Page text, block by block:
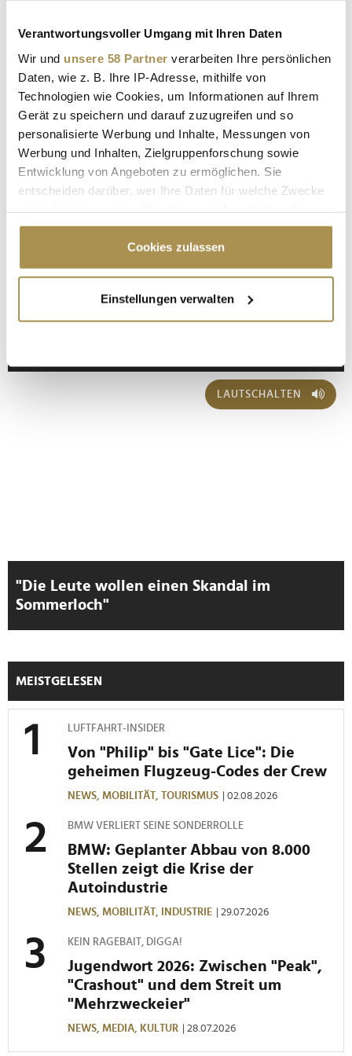
Verantwortungsvoller Umgang mit Ihren Daten
Wir und unsere 58 Partner verarbeiten Ihre persönlichen
Daten, wie z. B. Ihre IP-Adresse, mithilfe von
Technologien wie Cookies, um Informationen auf Ihrem
Gerät zu speichern und darauf zuzugreifen und so
personalisierte Werbung und Inhalte, Messungen von
Werbung und Inhalten, Zielgruppenforschung sowie
Entwicklung von Angeboten zu ermöglichen. Sie
entscheiden darüber, wer Ihre Daten für welche Zwecke
Cookie-Erklärung oder durch Klicken auf das Privacy
Trigger Symbol ändern oder widerrufen
Informationen über Ihre geografische Lage
erfassen, welche bis auf einige Meter genau sein
bestimmten Merkmalen (Fingerprinting) identifizieren
Erfahren Sie mehr darüber, wie Ihre persönlichen Daten
Partner führen diese Informationen möglicherweise mit
weiteren Daten zusammen, die Sie ihnen bereitgestellt
haben oder die sie im Rahmen Ihrer Nutzung der Dienste
Cookies zulassen
Einstellungen verwalten
Sicherheitscode bestätigen:*
LAUTSCHALTEN
"Die Leute wollen einen Skandal im
Sommerloch"
MEISTGELESEN
LUFTFAHRT-INSIDER
Von "Philip" bis "Gate Lice": Die
geheimen Flugzeug-Codes der Crew
NEWS, MOBILITÄT, TOURISMUS | 02.08.2026
BMW VERLIERT SEINE SONDERROLLE
BMW: Geplanter Abbau von 8.000
Stellen zeigt die Krise der
Autoindustrie
NEWS, MOBILITÄT, INDUSTRIE | 29.07.2026
KEIN RAGEBAIT, DIGGA!
Jugendwort 2026: Zwischen "Peak",
"Crashout" und dem Streit um
"Mehrzweckeier"
NEWS, MEDIA, KULTUR | 28.07.2026